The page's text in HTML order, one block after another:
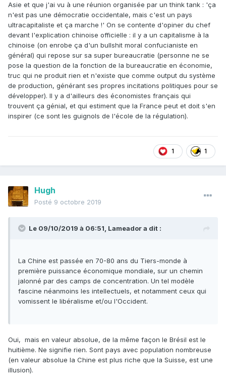
Asie et que j'ai vu à une réunion organisée par un think tank : 'ça
n'est pas une démocratie occidentale, mais c'est un pays
ultracapitaliste et ça marche !' On se contente d'opiner du chef
devant l'explication chinoise officielle : il y a un capitalisme à la
chinoise (on enrobe ça d'un bullshit moral confucianiste en
général) qui repose sur sa super bureaucratie (personne ne se
pose la question de la fonction de la bureaucratie en économie,
truc qui ne produit rien et n'existe que comme output du système
de production, générant ses propres incitations politiques pour se
développer). Il y a d'ailleurs des économistes français qui
trouvent ça génial, et qui estiment que la France peut et doit s'en
inspirer (ce sont les guignols de l'école de la régulation).
1 1
Hugh
Posté 9 octobre 2019
Le 09/10/2019 à 06:51, Lameadora dit :
La Chine est passée en 70-80 ans du Tiers-monde à
première puissance économique mondiale, sur un chemin
jalonné par des camps de concentration. Un tel modèle
fascine néanmoins les intellectuels, et notamment ceux qui
vomissent le libéralisme et/ou l'Occident.
Oui, mais en valeur absolue, de la même façon le Brésil est le
huitième. Ne signifie rien. Sont pays avec population nombreuse
(en valeur absolue la Chine est plus riche que la Suisse, est une
illusion).